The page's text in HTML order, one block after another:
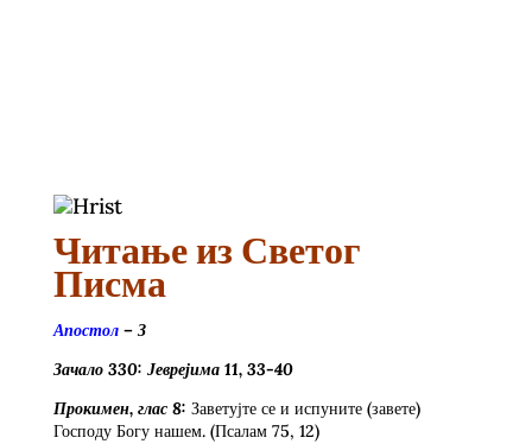
Читање из Светог
Писма
Апостол– З
Зачало 330: Јеврејима 11, 33-40
Прокимен, глас 8: Заветујте се и испуните (завете)
Господу Богу нашем. (Псалам 75, 12)